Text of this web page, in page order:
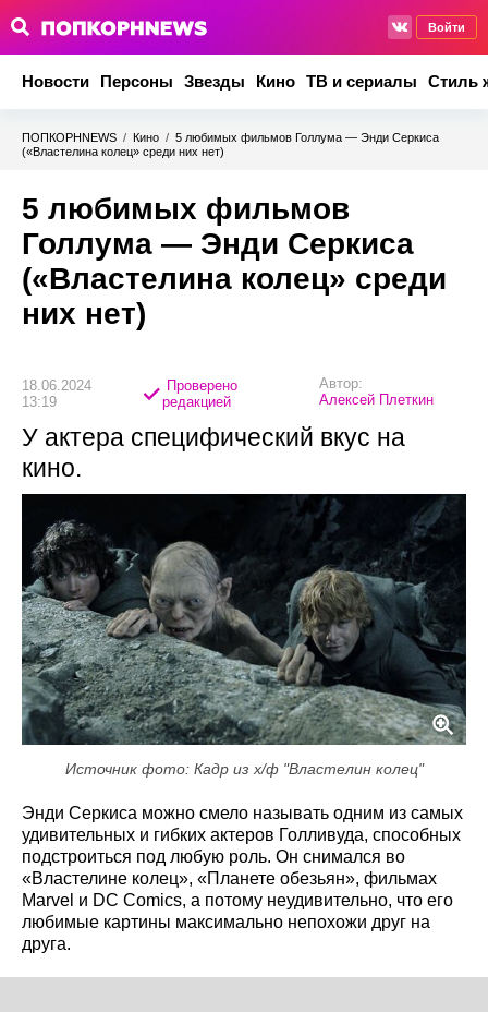
Войти
Новости Персоны Звезды Кино ТВ и сериалы Стиль
ПОПКОРНNEWS / Кино / 5 любимых фильмов Голлума — Энди Серкиса
(«Властелина колец» среди них нет)
5 любимых фильмов
Голлума — Энди Серкиса
(«Властелина колец» среди
них нет)
18.06.2024
13:19
Проверено
редакцией
Автор:
Алексей Плеткин
У актера специфический вкус на
кино.
Источник фото: Кадр из х/ф "Властелин колец"
Энди Серкиса можно смело называть одним из самых
удивительных и гибких актеров Голливуда, способных
подстроиться под любую роль. Он снимался во
«Властелине колец», «Планете обезьян», фильмах
Marvel и DC Comics, а потому неудивительно, что его
любимые картины максимально непохожи друг на
друга.